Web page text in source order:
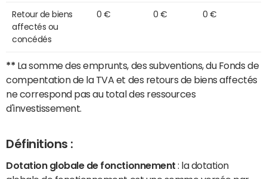
Retour de biens
affectés ou
concédés
0 € 0 € 0 €
** La somme des emprunts, des subventions, du Fonds de
compentation de la TVA et des retours de biens affectés
ne correspond pas au total des ressources
d'investissement.
Définitions :
Dotation globale de fonctionnement : la dotation